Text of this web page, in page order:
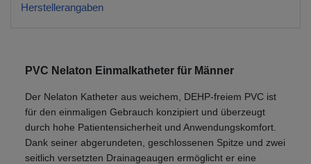
Herstellerangaben
PVC Nelaton Einmalkatheter für Männer
Der Nelaton Katheter aus weichem, DEHP-freiem PVC ist
für den einmaligen Gebrauch konzipiert und überzeugt
durch hohe Patientensicherheit und Anwendungskomfort.
Dank seiner abgerundeten, geschlossenen Spitze und zwei
seitlich versetzten Drainageaugen ermöglicht er eine